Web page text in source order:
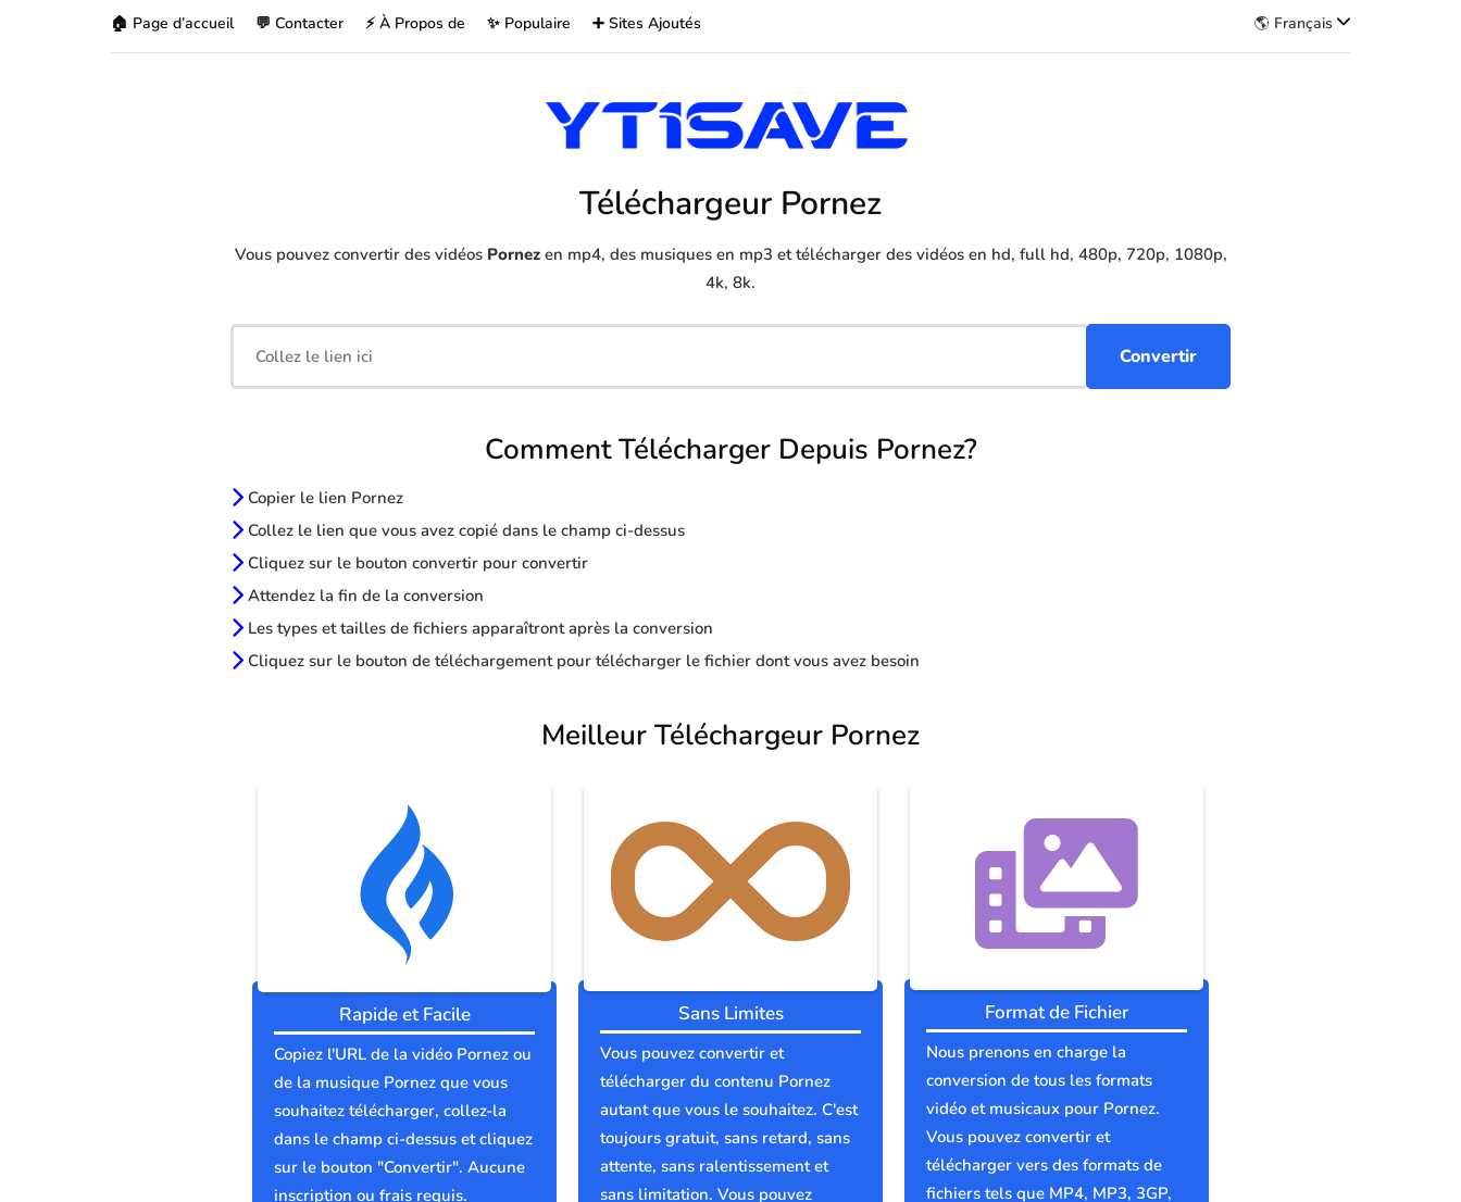
🏠 Page d’accueil 💬 Contacter ⚡ À Propos de ✨ Populaire ➕ Sites Ajoutés 🌎 Français
Téléchargeur Pornez
Vous pouvez convertir des vidéos Pornezen mp4, des musiques en mp3 et télécharger des vidéos en hd, full hd, 480p, 720p, 1080p,
4k, 8k.
Comment Télécharger Depuis Pornez?
Copier le lien Pornez
Collez le lien que vous avez copié dans le champ ci-dessus
Cliquez sur le bouton convertir pour convertir
Attendez la fin de la conversion
Les types et tailles de fichiers apparaîtront après la conversion
Cliquez sur le bouton de téléchargement pour télécharger le fichier dont vous avez besoin
Meilleur Téléchargeur Pornez
Rapide et Facile
Copiez l'URL de la vidéo Pornez ou
de la musique Pornez que vous
souhaitez télécharger, collez-la
dans le champ ci-dessus et cliquez
sur le bouton "Convertir". Aucune
inscription ou frais requis.
Sans Limites
Vous pouvez convertir et
télécharger du contenu Pornez
autant que vous le souhaitez. C'est
toujours gratuit, sans retard, sans
attente, sans ralentissement et
sans limitation. Vous pouvez
Format de Fichier
Nous prenons en charge la
conversion de tous les formats
vidéo et musicaux pour Pornez.
Vous pouvez convertir et
télécharger vers des formats de
fichiers tels que MP4, MP3, 3GP,